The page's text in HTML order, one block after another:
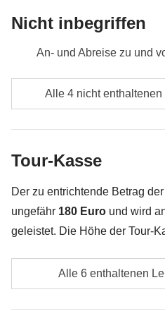
Nicht inbegriffen
An- und Abreise zu und
Mahlzeiten und
Alle Souvenirs, die du in
wird
Alle 4 nicht
Tour-Kasse
Der zu entrichtende Betrag
ungefähr 180 Euro und wird
geleistet. Die Höhe der Tour-
unternimmt, ändern. Das
Teilnehmern am Ende der
keine Sorge, unsere Travel
Spritkosten, Maut- und
Alle 6 enthaltenen